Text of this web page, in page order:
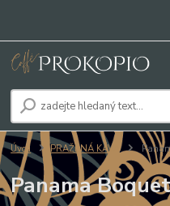
Úvod PRAŽENÁ KÁVA
Panama